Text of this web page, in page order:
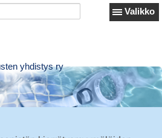
Valikko
yhdistys ry